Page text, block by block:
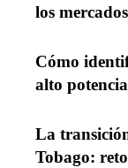
los
Cómo
alto
La
Tobago: